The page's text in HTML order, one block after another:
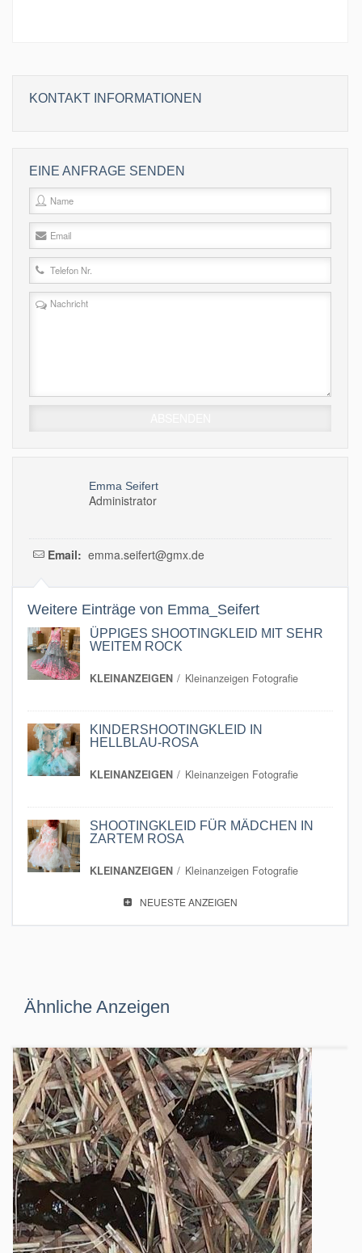
KONTAKT INFORMATIONEN
EINE ANFRAGE SENDEN
Emma Seifert
Administrator
Email: emma.seifert@gmx.de
Weitere Einträge von Emma_Seifert
ÜPPIGES SHOOTINGKLEID MIT SEHR
WEITEM ROCK
KLEINANZEIGEN Kleinanzeigen Fotografie
KINDERSHOOTINGKLEID IN
HELLBLAU-ROSA
KLEINANZEIGEN Kleinanzeigen Fotografie
SHOOTINGKLEID FÜR MÄDCHEN IN
ZARTEM ROSA
KLEINANZEIGEN Kleinanzeigen Fotografie
NEUESTE ANZEIGEN
Ähnliche Anzeigen